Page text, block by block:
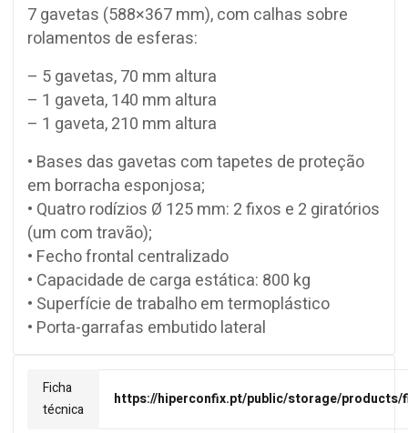
7 gavetas (588×367 mm), com calhas sobre
rolamentos de esferas:
– 5 gavetas, 70 mm altura
– 1 gaveta, 140 mm altura
– 1 gaveta, 210 mm altura
• Bases das gavetas com tapetes de proteção
em borracha esponjosa;
• Quatro rodízios Ø 125 mm: 2 fixos e 2 giratórios
(um com travão);
• Fecho frontal centralizado
• Capacidade de carga estática: 800 kg
• Superfície de trabalho em termoplástico
• Porta-garrafas embutido lateral
Ficha
técnica
https://hiperconfix.pt/public/storage/products/